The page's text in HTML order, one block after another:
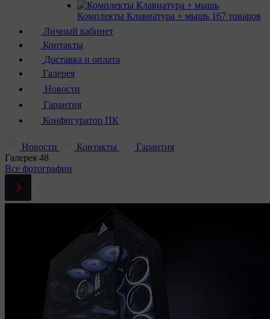
Комплекты Клавиатура + мышь 167 товаров
Личный кабинет
Контакты
Доставка и оплата
Галерея
Новости
Гарантия
Конфигуратор ПК
Новости Контакты
Гарантия
Галерея 48
Все фотографии